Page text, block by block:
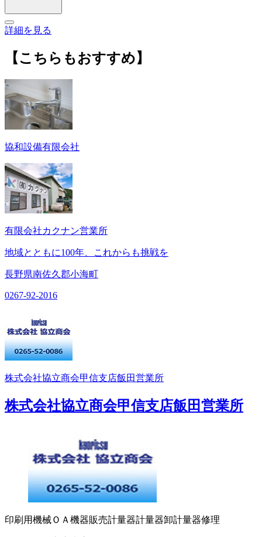
詳細を見る
【こちらもおすすめ】
協和設備有限会社
有限会社カクナン営業所
地域とともに100年、これからも挑戦を
長野県南佐久郡小海町
0267-92-2016
株式会社協立商会甲信支店飯田営業所
株式会社協立商会甲信支店飯田営業所
印刷用機械ＯＡ機器販売計量器計量器卸計量器修理